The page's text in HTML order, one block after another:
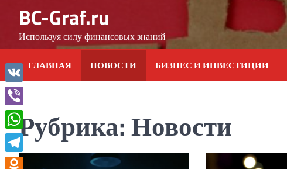
content
BC-Graf.ru
Используя силу финансовых знаний
ГЛАВНАЯ НОВОСТИ БИЗНЕС И ИНВЕСТИЦИИ
Рубрика:Новости
VK
Viber
WhatsApp
Telegram